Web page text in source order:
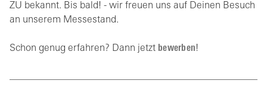
ZU bekannt. Bis bald! - wir freuen uns auf Deinen Besuch
an unserem Messestand.
Schon genug erfahren? Dann jetzt bewerben!